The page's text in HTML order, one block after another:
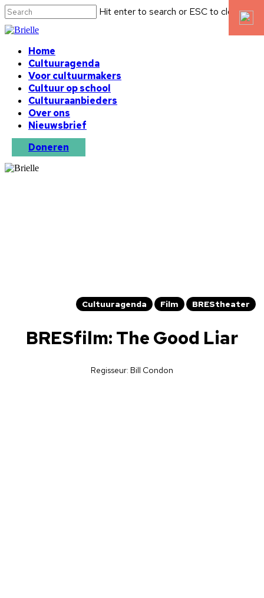
Hit enter to search or ESC to close
Home
Cultuuragenda
Voor cultuurmakers
Cultuur op school
Cultuuraanbieders
Over ons
Nieuwsbrief
Doneren
Cultuuragenda Film BREStheater
BRESfilm: The Good Liar
Regisseur: Bill Condon